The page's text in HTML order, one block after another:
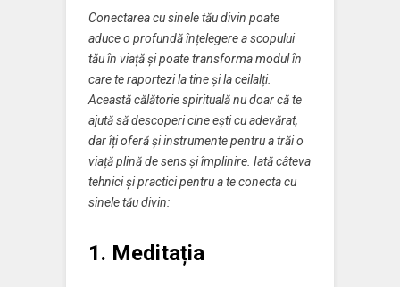
Conectarea cu sinele tău divin poate
aduce o profundă înțelegere a scopului
tău în viață și poate transforma modul în
care te raportezi la tine și la ceilalți.
Această călătorie spirituală nu doar că te
ajută să descoperi cine ești cu adevărat,
dar îți oferă și instrumente pentru a trăi o
viață plină de sens și împlinire. Iată câteva
tehnici și practici pentru a te conecta cu
sinele tău divin:
1. Meditația